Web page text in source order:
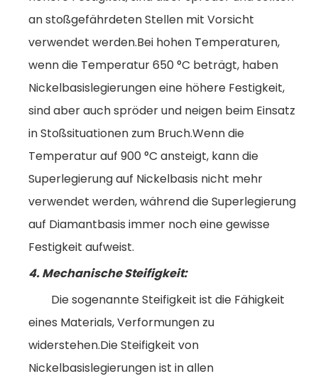
an stoßgefährdeten Stellen mit Vorsicht
verwendet werden.Bei hohen Temperaturen,
wenn die Temperatur 650 °C beträgt, haben
Nickelbasislegierungen eine höhere Festigkeit,
sind aber auch spröder und neigen beim Einsatz
in Stoßsituationen zum Bruch.Wenn die
Temperatur auf 900 °C ansteigt, kann die
Superlegierung auf Nickelbasis nicht mehr
verwendet werden, während die Superlegierung
auf Diamantbasis immer noch eine gewisse
Festigkeit aufweist.
4. Mechanische Steifigkeit:
Die sogenannte Steifigkeit ist die Fähigkeit
eines Materials, Verformungen zu
widerstehen.Die Steifigkeit von
Nickelbasislegierungen ist in allen